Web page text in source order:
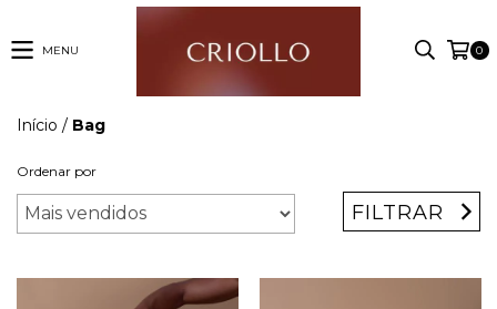
MENU 0
Início / Bag
Ordenar por
FILTRAR